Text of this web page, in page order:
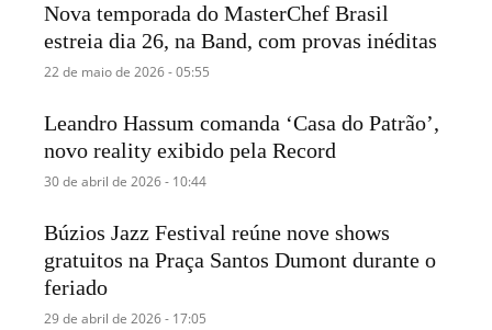
Nova temporada do MasterChef Brasil
estreia dia 26, na Band, com provas inéditas
22 de maio de 2026 - 05:55
Leandro Hassum comanda ‘Casa do Patrão’,
novo reality exibido pela Record
30 de abril de 2026 - 10:44
Búzios Jazz Festival reúne nove shows
gratuitos na Praça Santos Dumont durante o
feriado
29 de abril de 2026 - 17:05